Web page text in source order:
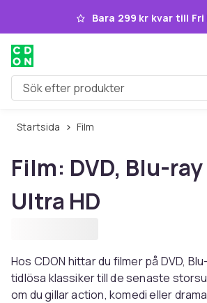
Hoppa till huvudinnehållet
Bara 299 kr kvar till
Sök efter produkter
Startsida Film
Film: DVD, Blu-ray
Ultra HD
Hos CDON hittar du filmer på DVD,
tidlösa klassiker till de senaste
om du gillar action, komedi eller